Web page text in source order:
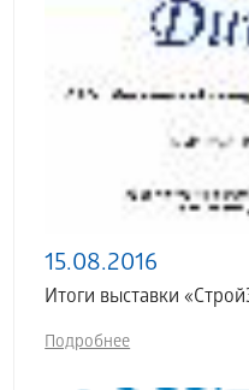
15.08.2016
Итоги выставки
Подробнее